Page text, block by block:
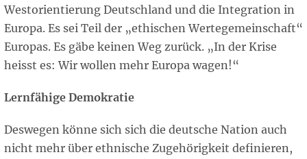
Westorientierung Deutschland und die Integration in
Europa. Es sei Teil der „ethischen Wertegemeinschaft“
Europas. Es gäbe keinen Weg zurück. „In der Krise
heisst es: Wir wollen mehr Europa wagen!“
Lernfähige Demokratie
Deswegen könne sich sich die deutsche Nation auch
nicht mehr über ethnische Zugehörigkeit definieren,